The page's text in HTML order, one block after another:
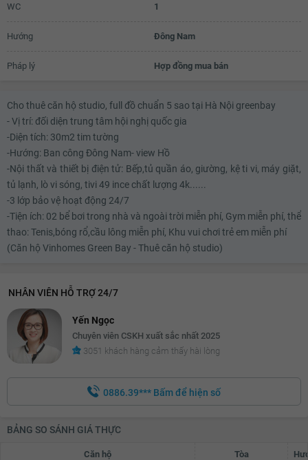
WC 1
Hướng Đông Nam
Pháp lý Hợp đồng mua bán
Cho thuê căn hộ studio, full đồ chuẩn 5 sao tại Hà Nội greenbay
- Vị trí: đối diện trung tâm hội nghị quốc gia
-Diện tích: 30m2 tim tường
-Hướng: Ban công Đông Nam- view Hồ
-Nội thất và thiết bị điện tử: Bếp,tủ quần áo, giường, kệ ti vi, máy giặt,
tủ lạnh, lò vi sóng, tivi 49 ince chất lượng 4k......
-3 lớp bảo vệ hoạt động 24/7
-Tiện ích: 02 bể bơi trong nhà và ngoài trời miễn phí, Gym miễn phí, thể
thao: Tenis,bóng rổ,cầu lông miễn phí, Khu vui chơi trẻ em miễn phí
(Căn hộ Vinhomes Green Bay - Thuê căn hộ studio)
NHÂN VIÊN HỖ TRỢ 24/7
Yến Ngọc
Chuyên viên CSKH xuất sắc nhất 2025
3051 khách hàng cảm thấy hài lòng
0886.39*** Bấm để hiện số
BẢNG SO SÁNH GIÁ THỰC
Căn hộ Tòa